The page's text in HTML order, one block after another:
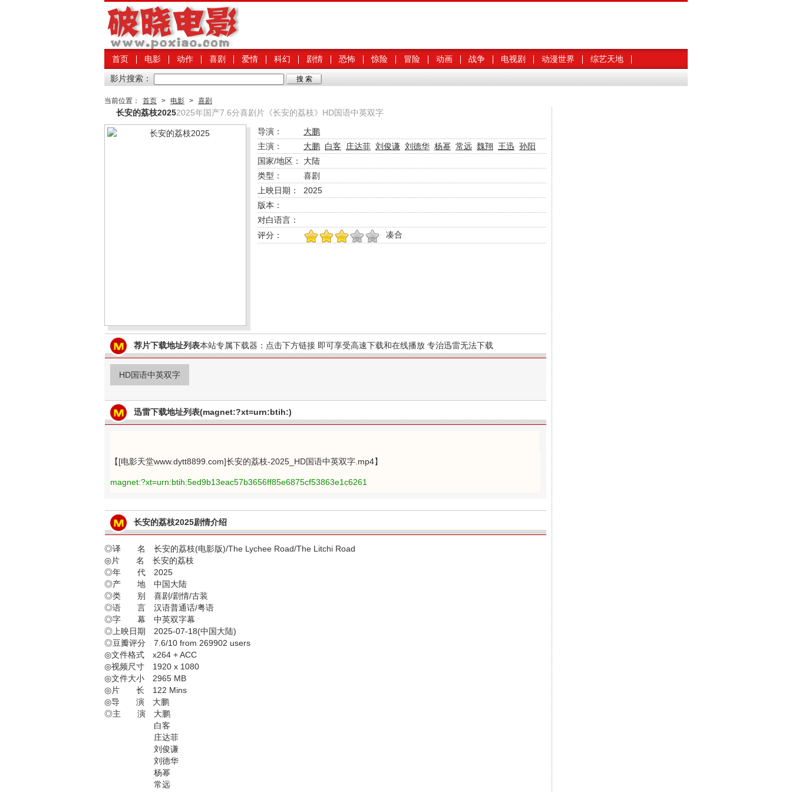
首页 电影 动作 喜剧 爱情 科幻 剧情 恐怖 惊险 冒险 动画 战争 电视剧 动漫世界 综艺天地
影片搜索：
当前位置： 首页 > 电影 > 喜剧
长安的荔枝20252025年国产7.6分喜剧片《长安的荔枝》HD国语中英双字
导演：
大鹏
主演：
大鹏 白客 庄达菲 刘俊谦 刘德华 杨幂 常远 魏翔 王迅 孙阳
国家/地区：
大陆
类型：
喜剧
上映日期：
2025
版本：
对白语言：
评分：1 3 4 5 凑合
荐片下载地址列表本站专属下载器：点击下方链接 即可享受高速下载和在线播放 专治迅雷无法下载
HD国语中英双字
迅雷下载地址列表(magnet:?xt=urn:btih:)
【[电影天堂www.dytt8899.com]长安的荔枝-2025_HD国语中英双字.mp4】
magnet:?xt=urn:btih:5ed9b13eac57b3656ff85e6875cf53863e1c6261
长安的荔枝2025剧情介绍
◎译 名 长安的荔枝(电影版)/The Lychee Road/The Litchi Road
◎片 名 长安的荔枝
◎年 代 2025
◎产 地 中国大陆
◎类 别 喜剧/剧情/古装
◎语 言 汉语普通话/粤语
◎字 幕 中英双字幕
◎上映日期 2025-07-18(中国大陆)
◎豆瓣评分 7.6/10 from 269902 users
◎文件格式 x264 + ACC
◎视频尺寸 1920 x 1080
◎文件大小 2965 MB
◎片 长 122 Mins
◎导 演 大鹏
◎主 演 大鹏
白客
庄达菲
刘俊谦
刘德华
杨幂
常远